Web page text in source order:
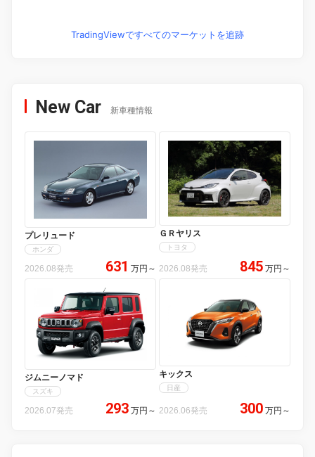
TradingViewですべてのマーケットを追跡
New Car 新車種情報
プレリュード
ホンダ
2026.08発売 631 万円 ～
ＧＲヤリス
トヨタ
2026.08発売 845 万円 ～
ジムニーノマド
スズキ
2026.07発売 293 万円 ～
キックス
日産
2026.06発売 300 万円 ～